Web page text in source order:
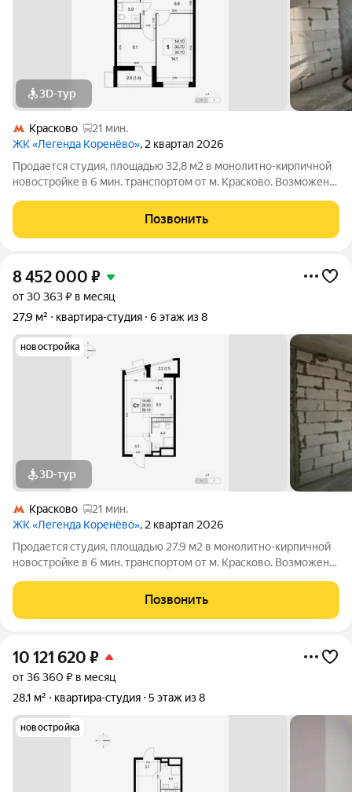
3D-тур
Красково
21 мин.
ЖК «Легенда Коренёво», 2 квартал 2026
Продается студия, площадью 32,8 м2 в монолитно-кирпичной
новостройке в 6 мин. транспортом от м. Красково. Возможен
возможна покупка с использованием материнского капитала.
Жилая площадь 14,1 м2,
Позвонить
8 452 000 ₽
от 30 363 ₽ в месяц
27,9 м²
квартира-студия 6 этаж из 8
новостройка
3D-тур
Красково
21 мин.
ЖК «Легенда Коренёво», 2 квартал 2026
Продается студия, площадью 27.9 м2 в монолитно-кирпичной
новостройке в 6 мин. транспортом от м. Красково. Возможен
возможна покупка с использованием материнского капитала.
Жилая площадь 14.4 м2,
Позвонить
10 121 620 ₽
от 36 360 ₽ в месяц
28,1 м²
квартира-студия 5 этаж из 8
новостройка